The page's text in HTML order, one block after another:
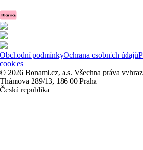
Obchodní podmínkyOchrana osobních údajů
cookies
© 2026 Bonami.cz, a.s. Všechna práva
Thámova 289/13, 186 00 Praha
Česká republika